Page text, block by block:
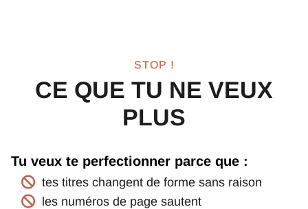
STOP !
CE QUE TU NE VEUX
PLUS
Tu veux te perfectionner parce que :
tes titres changent de forme sans raison
les numéros de page sautent